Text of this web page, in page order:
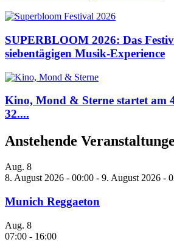
SUPERBLOOM 2026: Das
siebentägigen Musik-Experience
Kino, Mond & Sterne startet am
32....
Anstehende
Aug. 8
8. August 2026 - 00:00 - 9. August 2026 -
Munich Reggaeton
Aug. 8
07:00 - 16:00